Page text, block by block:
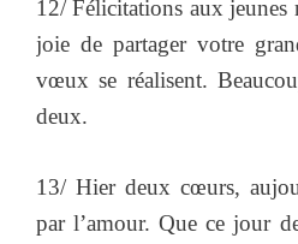
12/ Félicitations aux jeunes
joie de partager votre
vœux se réalisent.
deux.
13/ Hier deux cœurs,
par l’amour. Que ce jour